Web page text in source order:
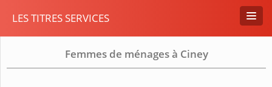
LES TITRES SERVICES
Femmes de ménages à Ciney